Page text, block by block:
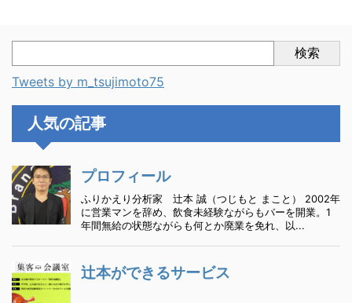
検索
Tweets by m_tsujimoto75
人気の記事